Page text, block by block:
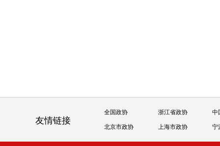
友情链接
全国政协 浙江省政协 中
北京市政协 上海市政协 宁